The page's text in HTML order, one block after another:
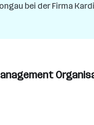
bei der Firma